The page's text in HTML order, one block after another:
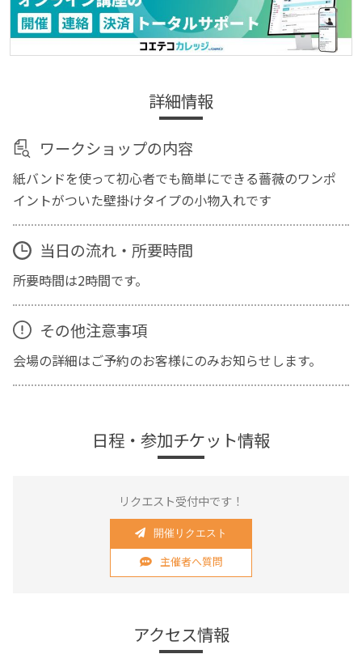
詳細情報
ワークショップの内容
紙バンドを使って初心者でも簡単にできる薔薇のワンポ
イントがついた壁掛けタイプの小物入れです
当日の流れ・所要時間
所要時間は2時間です。
その他注意事項
会場の詳細はご予約のお客様にのみお知らせします。
日程・参加チケット情報
リクエスト受付中です！
開催リクエスト
主催者へ質問
アクセス情報